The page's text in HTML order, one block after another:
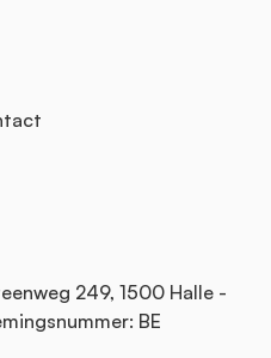
249, 1500 Halle -
BE